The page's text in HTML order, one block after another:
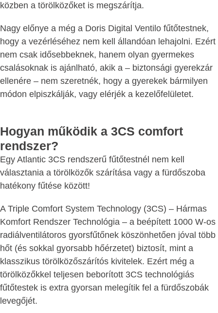
közben a törölközőket is megszárítja.
Nagy előnye a még a Doris Digital Ventilo fűtőtestnek,
hogy a vezérléséhez nem kell állandóan lehajolni. Ezért
nem csak idősebbeknek, hanem olyan gyermekes
csalásoknak is ajánlható, akik a – biztonsági gyerekzár
ellenére – nem szeretnék, hogy a gyerekek bármilyen
módon elpiszkálják, vagy elérjék a kezelőfelületet.
Hogyan működik a 3CS comfort
rendszer?
Egy Atlantic 3CS rendszerű fűtőtestnél nem kell
választania a törölközők szárítása vagy a fürdőszoba
hatékony fűtése között!
A Triple Comfort System Technology (3CS) – Hármas
Komfort Rendszer Technológia – a beépített 1000 W-os
radiálventilátoros gyorsfűtőnek köszönhetően jóval több
hőt (és sokkal gyorsabb hőérzetet) biztosít, mint a
klasszikus törölközőszárítós kivitelek. Ezért még a
törölközőkkel teljesen beborított 3CS technológiás
fűtőtestek is extra gyorsan melegítik fel a fürdőszobák
levegőjét.